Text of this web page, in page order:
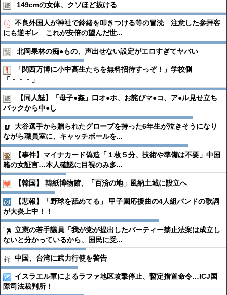
149cmの女体、クソほど抜ける
不良外国人が神社で鈴緒を叩きつける等の冒涜 注意した参拝客
にも逆ギレ これが安倍の望んだ世...
北岡果林の痴●︎もの、声出せない設定がエロすぎてヤバい
「関西万博に小中高生たちを無料招待すっぞ！」学校側
「・・・」
【同人誌】「母子●︎姦」口オ●︎ホ、お詫びマ●︎コ、ア●︎ル見せ立ち
バックから中●︎し
大谷選手から贈られたグローブを持った6年生が泣きそうになり
ながら職員室に、キャッチボールを...
【事件】マイナカード偽造「１枚５分、技術や準備は不要」中国
籍の女証言…本人確認に目視のみ多...
【韓国】 韓紙博物館、「百済の地」風納土城に設立へ
【悲報】「野球を舐めてる」 甲子園応援曲の4人組バンドの歌詞
が大炎上中！！
立憲の若手議員「我が党が提出したパーティー禁止法案は成立し
ないと分かっているから、国民に受...
中国、台湾に武力行使を警告
イスラエル軍によるラファ地区攻撃停止、暫定措置命令…ICJ国
際司法裁判所！